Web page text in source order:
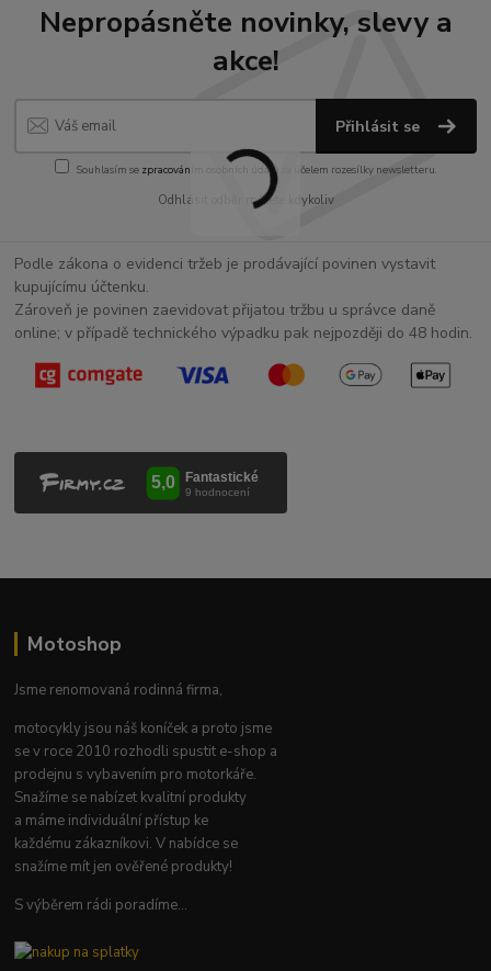
Nepropásněte novinky, slevy a
akce!
Přihlásit se
Souhlasím se zpracováním osobních údajů za účelem rozesílky newsletteru.
Odhlásit odběr můžete kdykoliv
Podle zákona o evidenci tržeb je prodávající povinen vystavit
kupujícímu účtenku.
Zároveň je povinen zaevidovat přijatou tržbu u správce daně
online; v případě technického výpadku pak nejpozději do 48 hodin.
Motoshop
Jsme renomovaná rodinná firma,
motocykly jsou náš koníček a proto jsme
se v roce 2010 rozhodli spustit e-shop a
prodejnu s vybavením pro motorkáře.
Snažíme se nabízet kvalitní produkty
a máme individuální přístup ke
každému zákazníkovi. V nabídce se
snažíme mít jen ověřené produkty!
S výběrem rádi poradíme...